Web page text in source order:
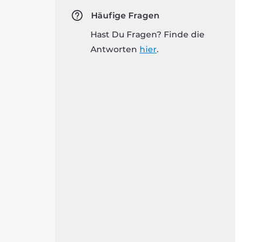
Häufige Fragen
Hast Du Fragen? Finde die
Antworten hier.